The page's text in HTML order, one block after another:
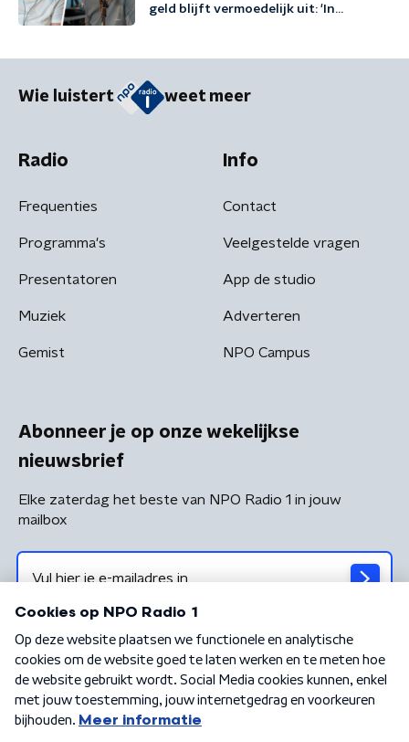
geld blijft vermoedelijk uit: 'In
Wie luistert weet meer
Radio
Frequenties
Programma's
Presentatoren
Muziek
Gemist
Info
Contact
Veelgestelde vragen
App de studio
Adverteren
NPO Campus
Abonneer je op onze wekelijkse
nieuwsbrief
Elke zaterdag het beste van NPO Radio 1 in jouw
mailbox
Algemene voorwaarden